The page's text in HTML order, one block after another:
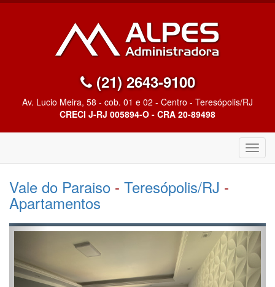
(21) 2643-9100
Av. Lucio Meira, 58 - cob. 01 e 02 - Centro - Teresópolis/RJ
CRECI J-RJ 005894-O - CRA 20-89498
Vale do Paraiso - Teresópolis/RJ -
Apartamentos
Anterior